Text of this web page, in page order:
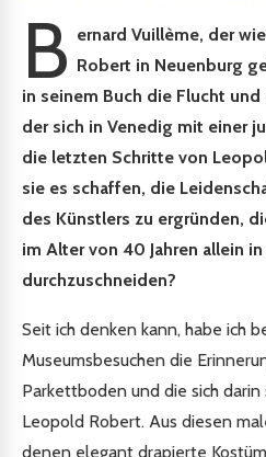
B ernard Vuillème, der
Robert in Neuenburg
in seinem Buch die Flucht
der sich in Venedig mit einer
die letzten Schritte von
sie es schaffen, die
des Künstlers zu ergründen,
im Alter von 40 Jahren allein
durchzuschneiden?
Seit ich denken kann, habe ich
Museumsbesuchen die
Parkettboden und die sich
Leopold Robert. Aus diesen
denen elegant drapierte